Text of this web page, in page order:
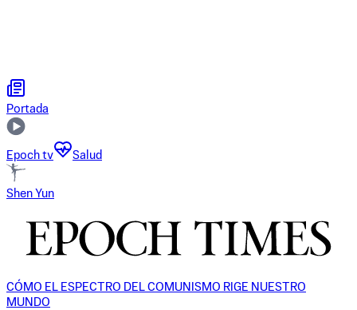
Portada
Epoch tv Salud
Shen Yun
CÓMO EL ESPECTRO DEL COMUNISMO RIGE NUESTRO
MUNDO